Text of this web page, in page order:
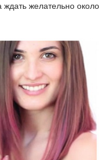
желательно около